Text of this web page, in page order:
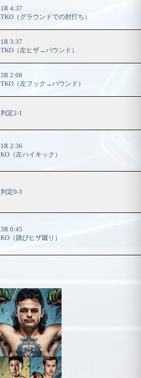
1R 4:37
TKO（グラウンドでの肘打ち）
1R 3:37
TKO（左ヒザ→パウンド）
3R 2:08
TKO（左フック→パウンド）
判定2-1
1R 2:36
KO（左ハイキック）
判定0-3
3R 0:45
KO（跳びヒザ蹴り）